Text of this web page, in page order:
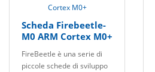
Scheda Firebeetle-
M0 ARM Cortex M0+
FireBeetle è una serie di
piccole schede di sviluppo